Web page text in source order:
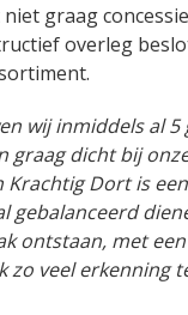
graag
overleg
wij inmiddels al 5
graag dicht bij
Krachtig Dort is
gebalanceerd
ontstaan, met
veel erkenning